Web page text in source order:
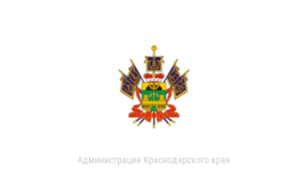
Администрация Краснодарского края